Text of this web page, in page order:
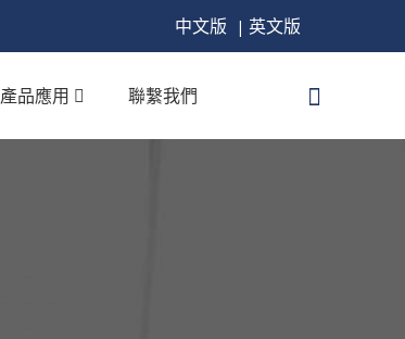
中文版 | 英文版
產品應用 聯繫我們